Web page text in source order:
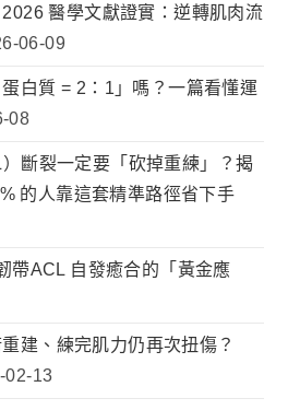
醫學文獻證實：逆轉肌肉流
06-09
白質 = 2：1」嗎？一篇看懂運
08
斷裂一定要「砍掉重練」？揭
的人靠這套精準路徑省下手
帶ACL 自發癒合的「黃金應
建、練完肌力仍再次扭傷？
02-13